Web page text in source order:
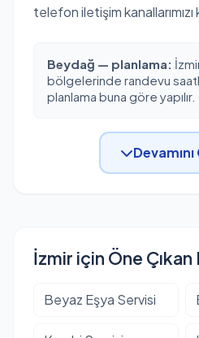
telefon iletişim
Beydağ — planlama:
bölgelerinde randevu
planlama buna göre yapılır.
İzmir için Öne Çıkan
Beyaz Eşya Servisi